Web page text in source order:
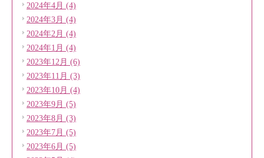
2024年4月 (4)
2024年3月 (4)
2024年2月 (4)
2024年1月 (4)
2023年12月 (6)
2023年11月 (3)
2023年10月 (4)
2023年9月 (5)
2023年8月 (3)
2023年7月 (5)
2023年6月 (5)